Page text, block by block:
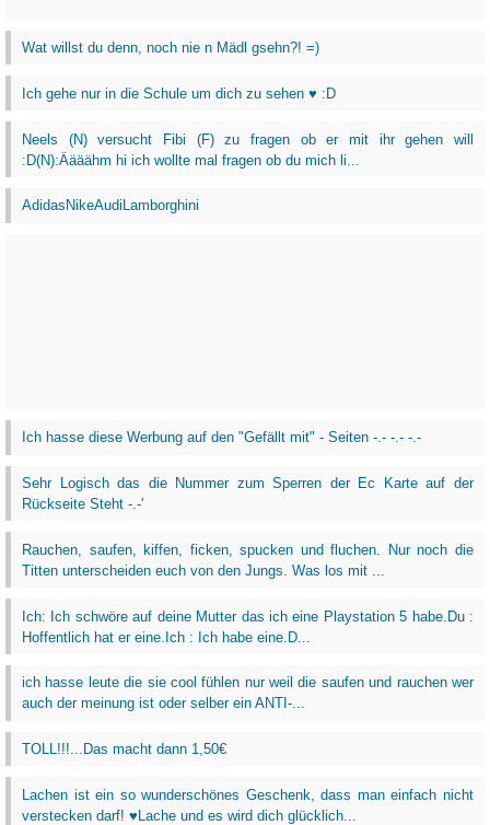
Wat willst du denn, noch nie n Mädl gsehn?! =)
Ich gehe nur in die Schule um dich zu sehen ♥ :D
Neels (N) versucht Fibi (F) zu fragen ob er mit ihr gehen will
:D(N):Äääähm hi ich wollte mal fragen ob du mich li...
AdidasNikeAudiLamborghini
Ich hasse diese Werbung auf den "Gefällt mit" - Seiten -.- -.- -.-
Sehr Logisch das die Nummer zum Sperren der Ec Karte auf der
Rückseite Steht -.-'
Rauchen, saufen, kiffen, ficken, spucken und fluchen. Nur noch die
Titten unterscheiden euch von den Jungs. Was los mit ...
Ich: Ich schwöre auf deine Mutter das ich eine Playstation 5 habe.Du :
Hoffentlich hat er eine.Ich : Ich habe eine.D...
ich hasse leute die sie cool fühlen nur weil die saufen und rauchen wer
auch der meinung ist oder selber ein ANTI-...
TOLL!!!...Das macht dann 1,50€
Lachen ist ein so wunderschönes Geschenk, dass man einfach nicht
verstecken darf! ♥Lache und es wird dich glücklich...